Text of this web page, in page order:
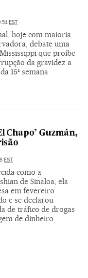
EST
hoje com maioria
debate uma
que proíbe
da gravidez a
15ª semana
Chapo’ Guzmán,
EST
como a
de Sinaloa, ela
em fevereiro
e se declarou
de tráfico de drogas
de dinheiro